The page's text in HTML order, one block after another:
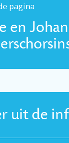
pagina
en
uit de